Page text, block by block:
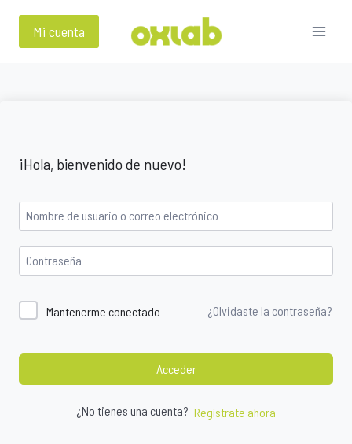
contenido
Mi cuenta
¡Hola, bienvenido de nuevo!
Mantenerme conectado ¿Olvidaste la contraseña?
Acceder
¿No tienes una cuenta? Regístrate ahora